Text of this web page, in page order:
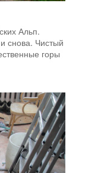
Альп.
снова. Чистый
горы